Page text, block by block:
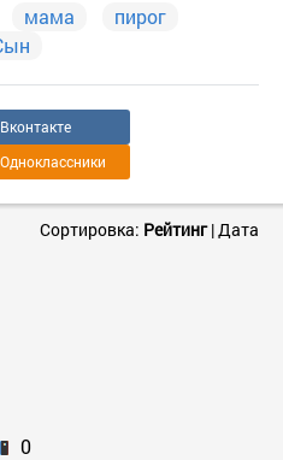
мама
пирог
Вконтакте
Одноклассники
Сортировка: Рейтинг|Дата
0